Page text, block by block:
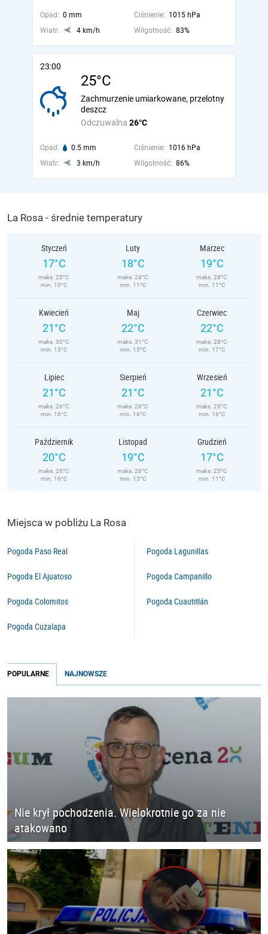
Opad: 0 mm Ciśnienie: 1015 hPa
Wiatr:
4 km/h Wilgotność: 83%
23:00
25°C
Odczuwalna 26°C
Zachmurzenie umiarkowane, przelotny
deszcz
Opad: 0.5 mm Ciśnienie: 1016 hPa
Wiatr:
3 km/h Wilgotność: 86%
La Rosa - średnie temperatury
Styczeń
17°C
maks. 25°C
min. 10°C
Luty
18°C
maks. 26°C
min. 11°C
Marzec
19°C
maks. 28°C
min. 11°C
Kwiecień
21°C
maks. 30°C
min. 13°C
Maj
22°C
maks. 31°C
min. 15°C
Czerwiec
22°C
maks. 28°C
min. 17°C
Lipiec
21°C
maks. 26°C
min. 16°C
Sierpień
21°C
maks. 26°C
min. 16°C
Wrzesień
21°C
maks. 25°C
min. 16°C
Październik
20°C
maks. 26°C
min. 16°C
Listopad
19°C
maks. 26°C
min. 13°C
Grudzień
17°C
maks. 25°C
min. 11°C
Miejsca w pobliżu La Rosa
Pogoda Paso Real
Pogoda El Ajuatoso
Pogoda Colomitos
Pogoda Cuzalapa
Pogoda Lagunillas
Pogoda Campanillo
Pogoda Cuautitlán
POPULARNE NAJNOWSZE
Nie krył pochodzenia. Wielokrotnie go za nie
atakowano